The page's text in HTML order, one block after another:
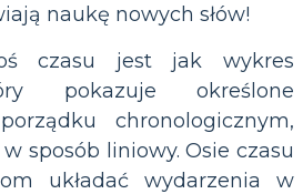
naukę nowych słów!
czasu jest jak wykres
pokazuje określone
chronologicznym,
sposób liniowy. Osie czasu
układać wydarzenia w